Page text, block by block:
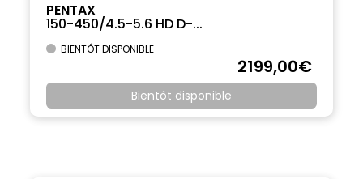
PENTAX
150-450/4.5-5.6 HD D-...
BIENTÔT DISPONIBLE
2199,00€
Bientôt disponible